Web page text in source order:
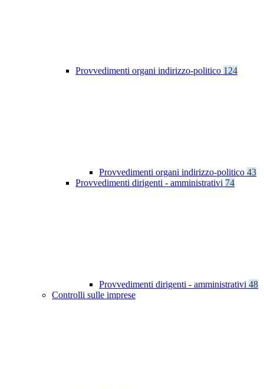
Provvedimenti organi indirizzo-politico 124
Provvedimenti organi indirizzo-politico 43
Provvedimenti dirigenti - amministrativi 74
Provvedimenti dirigenti - amministrativi 48
Controlli sulle imprese